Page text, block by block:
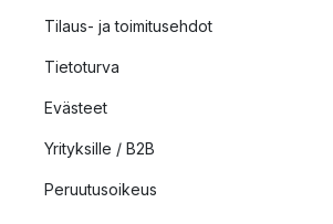
Tilaus- ja toimitusehdot
Tietoturva
Evästeet
Yrityksille / B2B
Peruutusoikeus